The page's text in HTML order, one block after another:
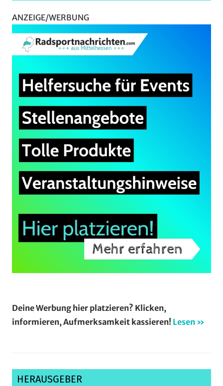
ANZEIGE/WERBUNG
Deine Werbung hier platzieren? Klicken,
informieren, Aufmerksamkeit kassieren! Lesen »
HERAUSGEBER